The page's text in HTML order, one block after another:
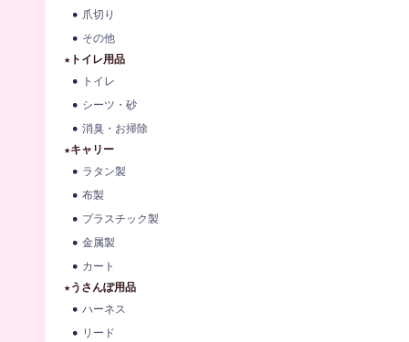
爪切り
その他
★トイレ用品
トイレ
シーツ・砂
消臭・お掃除
★キャリー
ラタン製
布製
プラスチック製
金属製
カート
★うさんぽ用品
ハーネス
リード